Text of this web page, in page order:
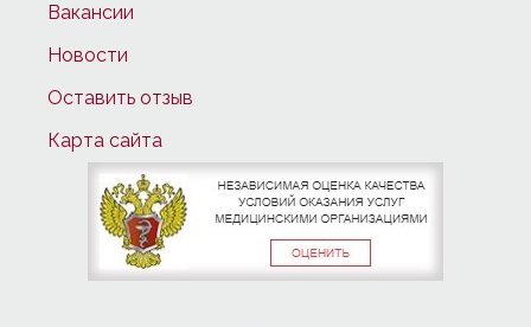
Вакансии
Новости
Оставить отзыв
Карта сайта